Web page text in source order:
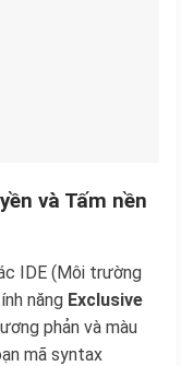
và Tấm nền
IDE (Môi trường
năng Exclusive
phản và màu
mã syntax